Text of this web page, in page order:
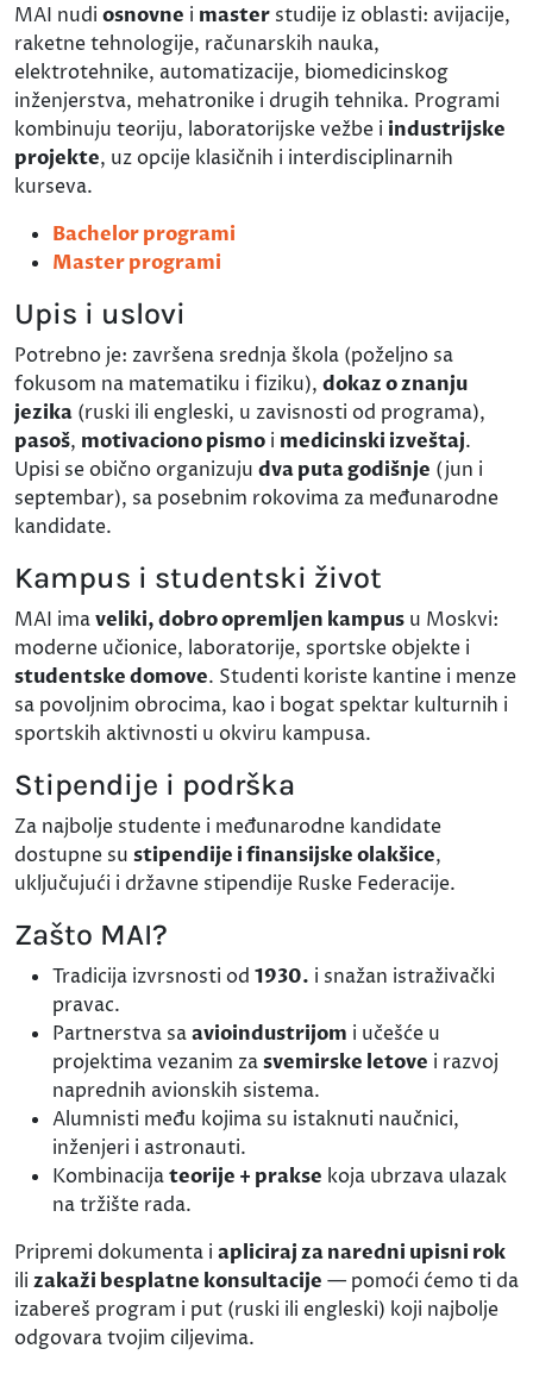
MAI nudi osnovne i master studije iz oblasti: avijacije,
raketne tehnologije, računarskih nauka,
elektrotehnike, automatizacije, biomedicinskog
inženjerstva, mehatronike i drugih tehnika. Programi
kombinuju teoriju, laboratorijske vežbe i industrijske
projekte, uz opcije klasičnih i interdisciplinarnih
kurseva.
Bachelor programi
Master programi
Upis i uslovi
Potrebno je: završena srednja škola (poželjno sa
fokusom na matematiku i fiziku), dokaz o znanju
jezika (ruski ili engleski, u zavisnosti od programa),
pasoš, motivaciono pismo i medicinski izveštaj.
Upisi se obično organizuju dva puta godišnje (jun i
septembar), sa posebnim rokovima za međunarodne
kandidate.
Kampus i studentski život
MAI imaveliki, dobro opremljen kampus u Moskvi:
moderne učionice, laboratorije, sportske objekte i
studentske domove. Studenti koriste kantine i menze
sa povoljnim obrocima, kao i bogat spektar kulturnih i
sportskih aktivnosti u okviru kampusa.
Stipendije i podrška
Za najbolje studente i međunarodne kandidate
dostupne su stipendije i finansijske olakšice,
uključujući i državne stipendije Ruske Federacije.
Zašto MAI?
Tradicija izvrsnosti od 1930. i snažan istraživački
pravac.
Partnerstva saavioindustrijom i učešće u
projektima vezanim zasvemirske letove i razvoj
naprednih avionskih sistema.
Alumnisti među kojima su istaknuti naučnici,
inženjeri i astronauti.
Kombinacijateorije + prakse koja ubrzava ulazak
na tržište rada.
Pripremi dokumenta i apliciraj za naredni upisni rok
ili zakaži besplatne konsultacije — pomoći ćemo ti da
izabereš program i put (ruski ili engleski) koji najbolje
odgovara tvojim ciljevima.